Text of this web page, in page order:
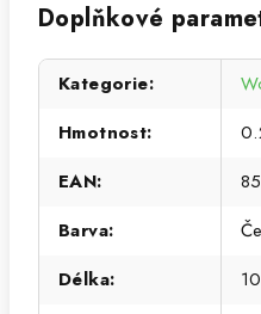
Doplňkové
Kategorie:
Hmotnost:
EAN:
Barva:
Délka: